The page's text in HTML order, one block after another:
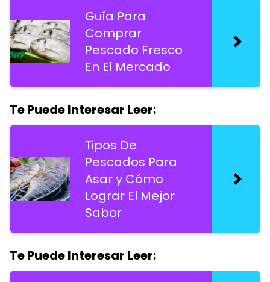
Guía Para
Comprar
Pescado Fresco
En El Mercado
Te Puede Interesar Leer:
Tipos De
Pescados Para
Asar y Cómo
Lograr El Mejor
Sabor
Te Puede Interesar Leer: